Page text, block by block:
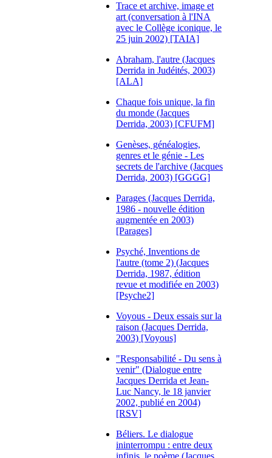
Trace et archive, image et
art (conversation à l'INA
avec le Collège iconique, le
25 juin 2002) [TAIA]
Abraham, l'autre (Jacques
Derrida in Judéités, 2003)
[ALA]
Chaque fois unique, la fin
du monde (Jacques
Derrida, 2003) [CFUFM]
Genèses, généalogies,
genres et le génie - Les
secrets de l'archive (Jacques
Derrida, 2003) [GGGG]
Parages (Jacques Derrida,
1986 - nouvelle édition
augmentée en 2003)
[Parages]
Psyché, Inventions de
l'autre (tome 2) (Jacques
Derrida, 1987, édition
revue et modifiée en 2003)
[Psyche2]
Voyous - Deux essais sur la
raison (Jacques Derrida,
2003) [Voyous]
"Responsabilité - Du sens à
venir" (Dialogue entre
Jacques Derrida et Jean-
Luc Nancy, le 18 janvier
2002, publié en 2004)
[RSV]
Béliers. Le dialogue
ininterrompu : entre deux
infinis, le poème (Jacques